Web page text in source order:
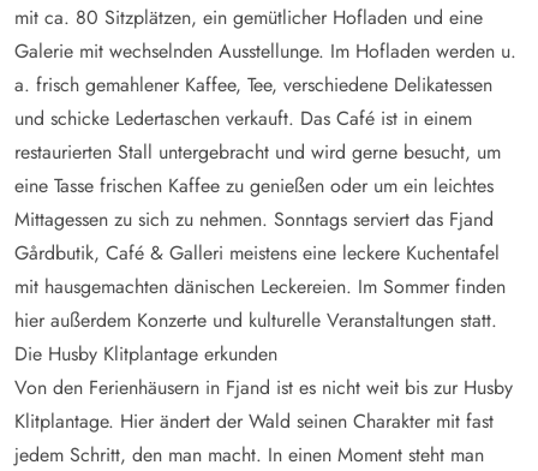
mit ca. 80 Sitzplätzen, ein gemütlicher Hofladen und eine
Galerie mit wechselnden Ausstellunge. Im Hofladen werden u.
a. frisch gemahlener Kaffee, Tee, verschiedene Delikatessen
und schicke Ledertaschen verkauft. Das Café ist in einem
restaurierten Stall untergebracht und wird gerne besucht, um
eine Tasse frischen Kaffee zu genießen oder um ein leichtes
Mittagessen zu sich zu nehmen. Sonntags serviert das Fjand
Gårdbutik, Café & Galleri meistens eine leckere Kuchentafel
mit hausgemachten dänischen Leckereien. Im Sommer finden
hier außerdem Konzerte und kulturelle Veranstaltungen statt.
Die Husby Klitplantage erkunden
Von den Ferienhäusern in Fjand ist es nicht weit bis zur Husby
Klitplantage. Hier ändert der Wald seinen Charakter mit fast
jedem Schritt, den man macht. In einen Moment steht man